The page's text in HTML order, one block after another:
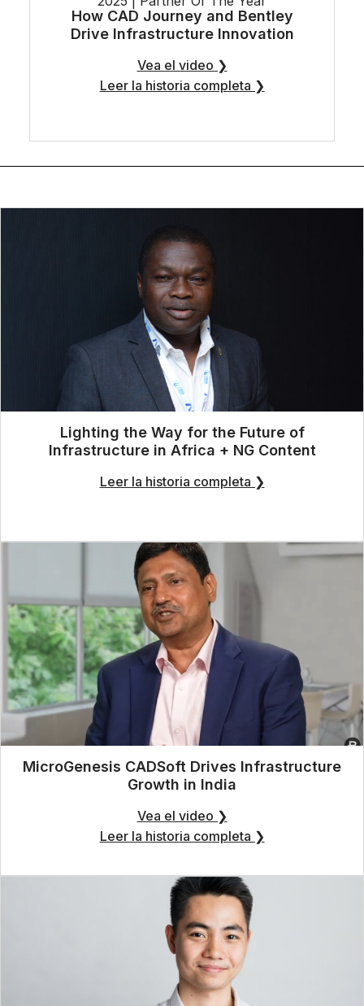
How CAD Journey and Bentley
Drive Infrastructure Innovation
Vea el video ❯
Leer la historia completa ❯
Lighting the Way for the Future of
Infrastructure in Africa + NG Content
Leer la historia completa ❯
MicroGenesis CADSoft Drives Infrastructure
Growth in India
Vea el video ❯
Leer la historia completa ❯